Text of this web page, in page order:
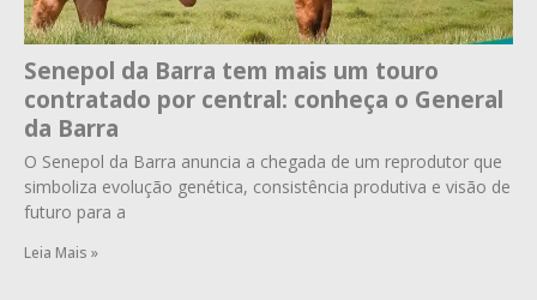
Senepol da Barra tem mais um touro
contratado por central: conheça o General
da Barra
O Senepol da Barra anuncia a chegada de um reprodutor que
simboliza evolução genética, consistência produtiva e visão de
futuro para a
Leia Mais »